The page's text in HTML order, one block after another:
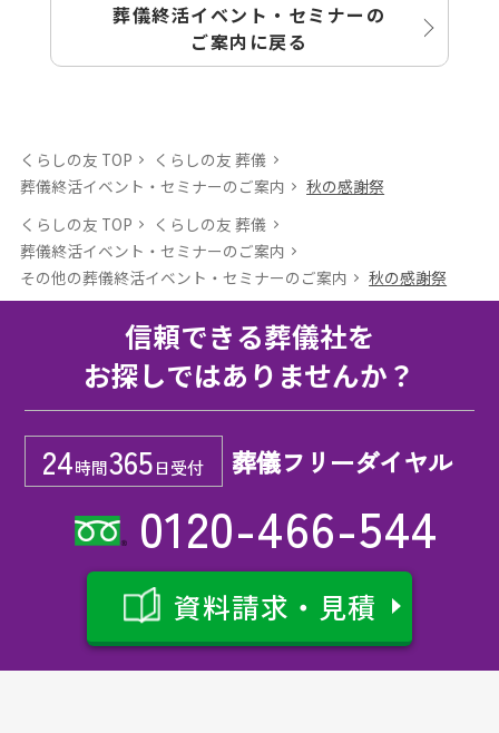
葬儀終活イベント・セミナーの
ご案内に戻る
くらしの友 TOP
くらしの友 葬儀
葬儀終活イベント・セミナーのご案内
秋の感謝祭
くらしの友 TOP
くらしの友 葬儀
葬儀終活イベント・セミナーのご案内
その他の葬儀終活イベント・セミナーのご案内
秋の感謝祭
信頼できる葬儀社を
お探しではありませんか？
24時間365日受付 葬儀フリーダイヤル
0120-466-544
資料請求・見積